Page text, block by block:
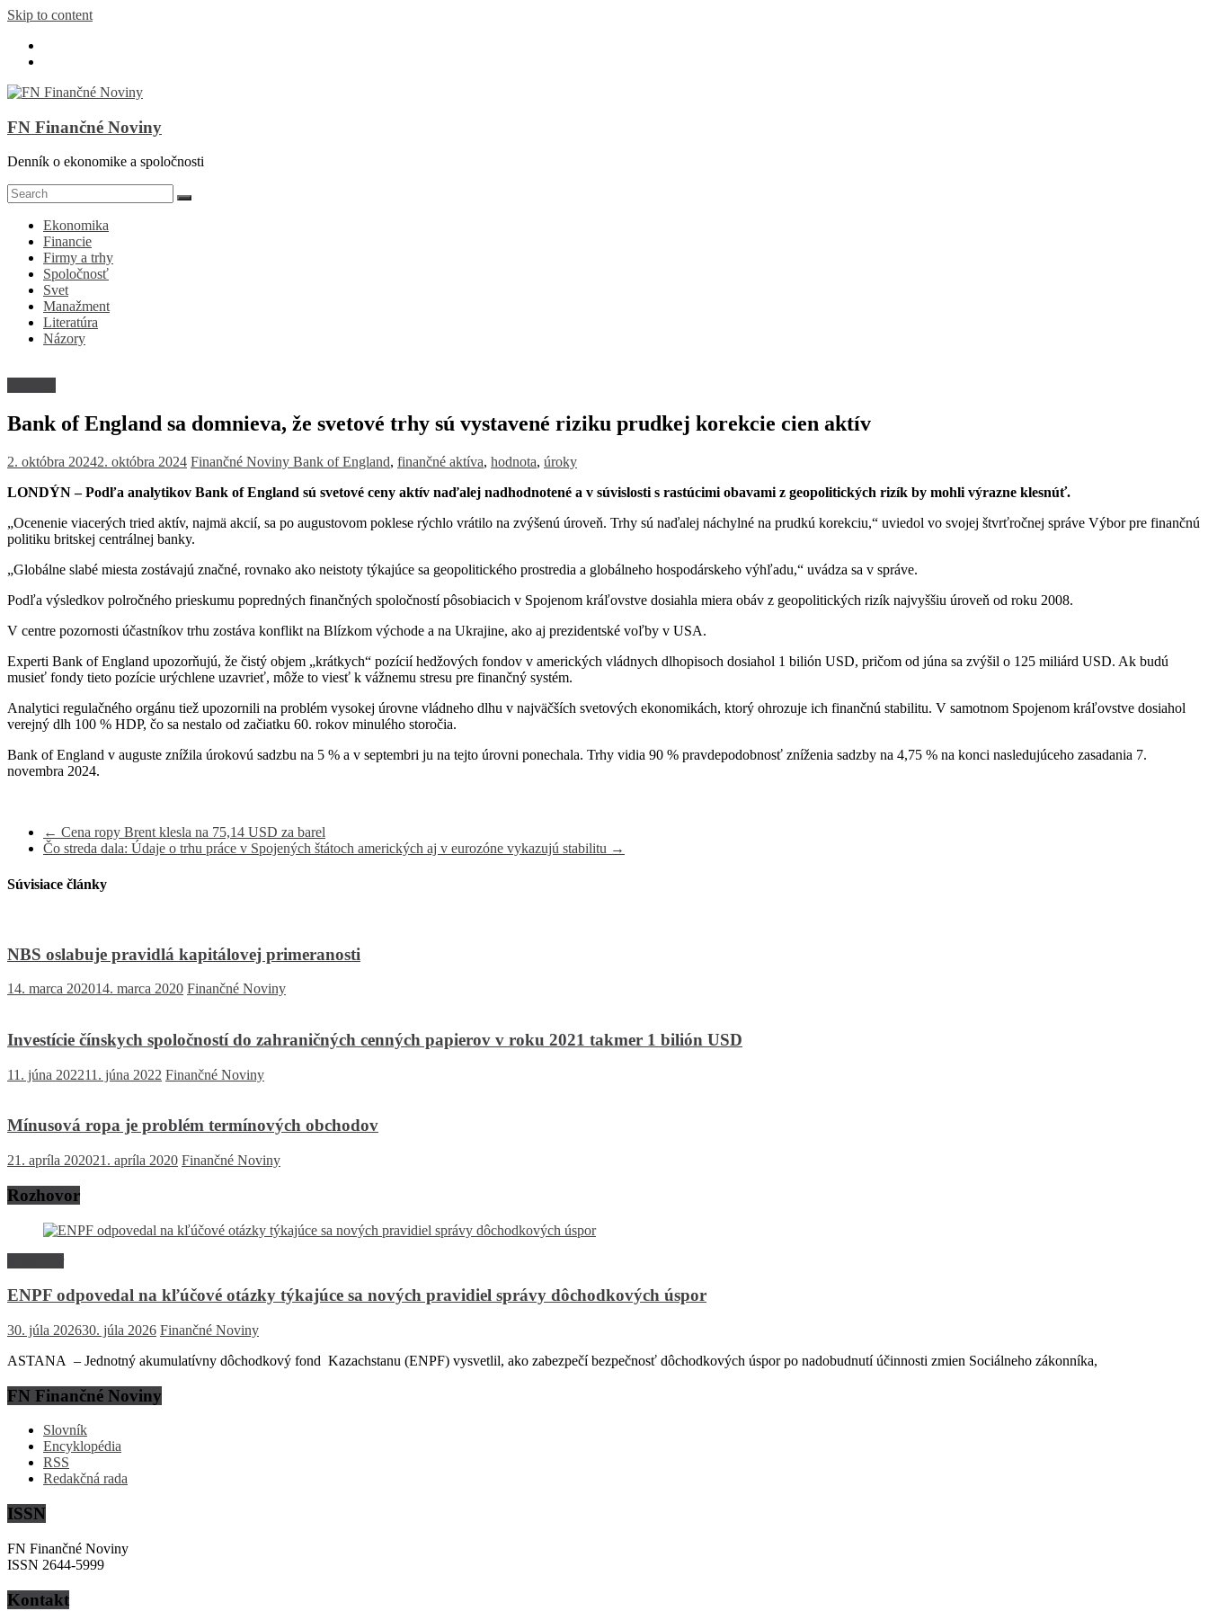
Skip to content
FN Finančné Noviny
Denník o ekonomike a spoločnosti
Ekonomika
Financie
Firmy a trhy
Spoločnosť
Svet
Manažment
Literatúra
Názory
Bank of England sa domnieva, že svetové trhy sú vystavené riziku prudkej korekcie cien aktív
2. októbra 20242. októbra 2024 Finančné Noviny Bank of England, finančné aktíva, hodnota, úroky
LONDÝN – Podľa analytikov Bank of England sú svetové ceny aktív naďalej nadhodnotené a v súvislosti s rastúcimi obavami z geopolitických rizík by mohli výrazne klesnúť.
„Ocenenie viacerých tried aktív, najmä akcií, sa po augustovom poklese rýchlo vrátilo na zvýšenú úroveň. Trhy sú naďalej náchylné na prudkú korekciu,“ uviedol vo svojej štvrťročnej správe Výbor pre finančnú
politiku britskej centrálnej banky.
„Globálne slabé miesta zostávajú značné, rovnako ako neistoty týkajúce sa geopolitického prostredia a globálneho hospodárskeho výhľadu,“ uvádza sa v správe.
Podľa výsledkov polročného prieskumu popredných finančných spoločností pôsobiacich v Spojenom kráľovstve dosiahla miera obáv z geopolitických rizík najvyššiu úroveň od roku 2008.
V centre pozornosti účastníkov trhu zostáva konflikt na Blízkom východe a na Ukrajine, ako aj prezidentské voľby v USA.
Experti Bank of England upozorňujú, že čistý objem „krátkych“ pozícií hedžových fondov v amerických vládnych dlhopisoch dosiahol 1 bilión USD, pričom od júna sa zvýšil o 125 miliárd USD. Ak budú
musieť fondy tieto pozície urýchlene uzavrieť, môže to viesť k vážnemu stresu pre finančný systém.
Analytici regulačného orgánu tiež upozornili na problém vysokej úrovne vládneho dlhu v najväčších svetových ekonomikách, ktorý ohrozuje ich finančnú stabilitu. V samotnom Spojenom kráľovstve dosiahol
verejný dlh 100 % HDP, čo sa nestalo od začiatku 60. rokov minulého storočia.
Bank of England v auguste znížila úrokovú sadzbu na 5 % a v septembri ju na tejto úrovni ponechala. Trhy vidia 90 % pravdepodobnosť zníženia sadzby na 4,75 % na konci nasledujúceho zasadania 7.
novembra 2024.
← Cena ropy Brent klesla na 75,14 USD za barel
Čo streda dala: Údaje o trhu práce v Spojených štátoch amerických aj v eurozóne vykazujú stabilitu →
Súvisiace články
NBS oslabuje pravidlá kapitálovej primeranosti
14. marca 202014. marca 2020 Finančné Noviny
Investície čínskych spoločností do zahraničných cenných papierov v roku 2021 takmer 1 bilión USD
11. júna 202211. júna 2022 Finančné Noviny
Mínusová ropa je problém termínových obchodov
21. apríla 202021. apríla 2020 Finančné Noviny
Rozhovor
ENPF odpovedal na kľúčové otázky týkajúce sa nových pravidiel správy dôchodkových úspor
30. júla 202630. júla 2026 Finančné Noviny
ASTANA – Jednotný akumulatívny dôchodkový fond Kazachstanu (ENPF) vysvetlil, ako zabezpečí bezpečnosť dôchodkových úspor po nadobudnutí účinnosti zmien Sociálneho zákonníka,
FN Finančné Noviny
Slovník
Encyklopédia
RSS
Redakčná rada
ISSN
FN Finančné Noviny
ISSN 2644-5999
Kontakt